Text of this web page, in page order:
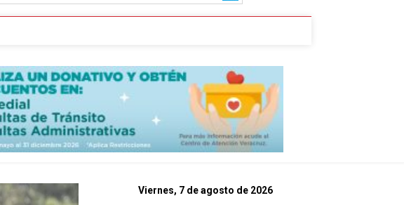
Viernes, 7 de agosto de 2026